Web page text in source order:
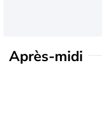
Après-midi